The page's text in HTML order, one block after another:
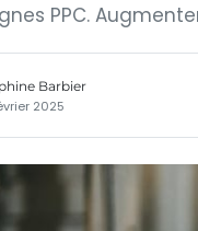
PPC.
Barbier
2025